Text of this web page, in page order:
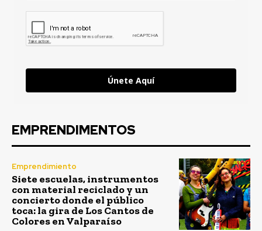
Únete Aquí
EMPRENDIMENTOS
Emprendimiento
Siete escuelas, instrumentos
con material reciclado y un
concierto donde el público
toca: la gira de Los Cantos de
Colores en Valparaíso